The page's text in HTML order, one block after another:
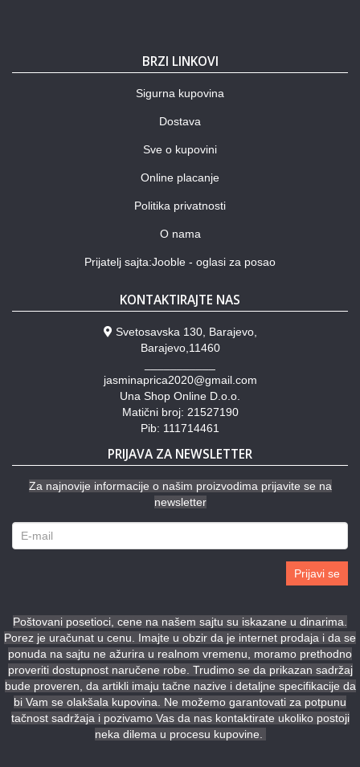
BRZI LINKOVI
Sigurna kupovina
Dostava
Sve o kupovini
Online placanje
Politika privatnosti
O nama
Prijatelj sajta:Jooble - oglasi za posao
KONTAKTIRAJTE NAS
Svetosavska 130, Barajevo,
Barajevo,11460
jasminaprica2020@gmail.com
Una Shop Online D.o.o.
Matični broj: 21527190
Pib: 111714461
PRIJAVA ZA NEWSLETTER
Za najnovije informacije o našim proizvodima prijavite se na
newsletter
Prijavi se
Poštovani posetioci, cene na našem sajtu su iskazane u dinarima.
Porez je uračunat u cenu. Imajte u obzir da je internet prodaja i da se
ponuda na sajtu ne ažurira u realnom vremenu, moramo prethodno
proveriti dostupnost naručene robe. Trudimo se da prikazan sadržaj
bude proveren, da artikli imaju tačne nazive i detaljne specifikacije da
bi Vam se olakšala kupovina. Ne možemo garantovati za potpunu
tačnost sadržaja i pozivamo Vas da nas kontaktirate ukoliko postoji
neka dilema u procesu kupovine.